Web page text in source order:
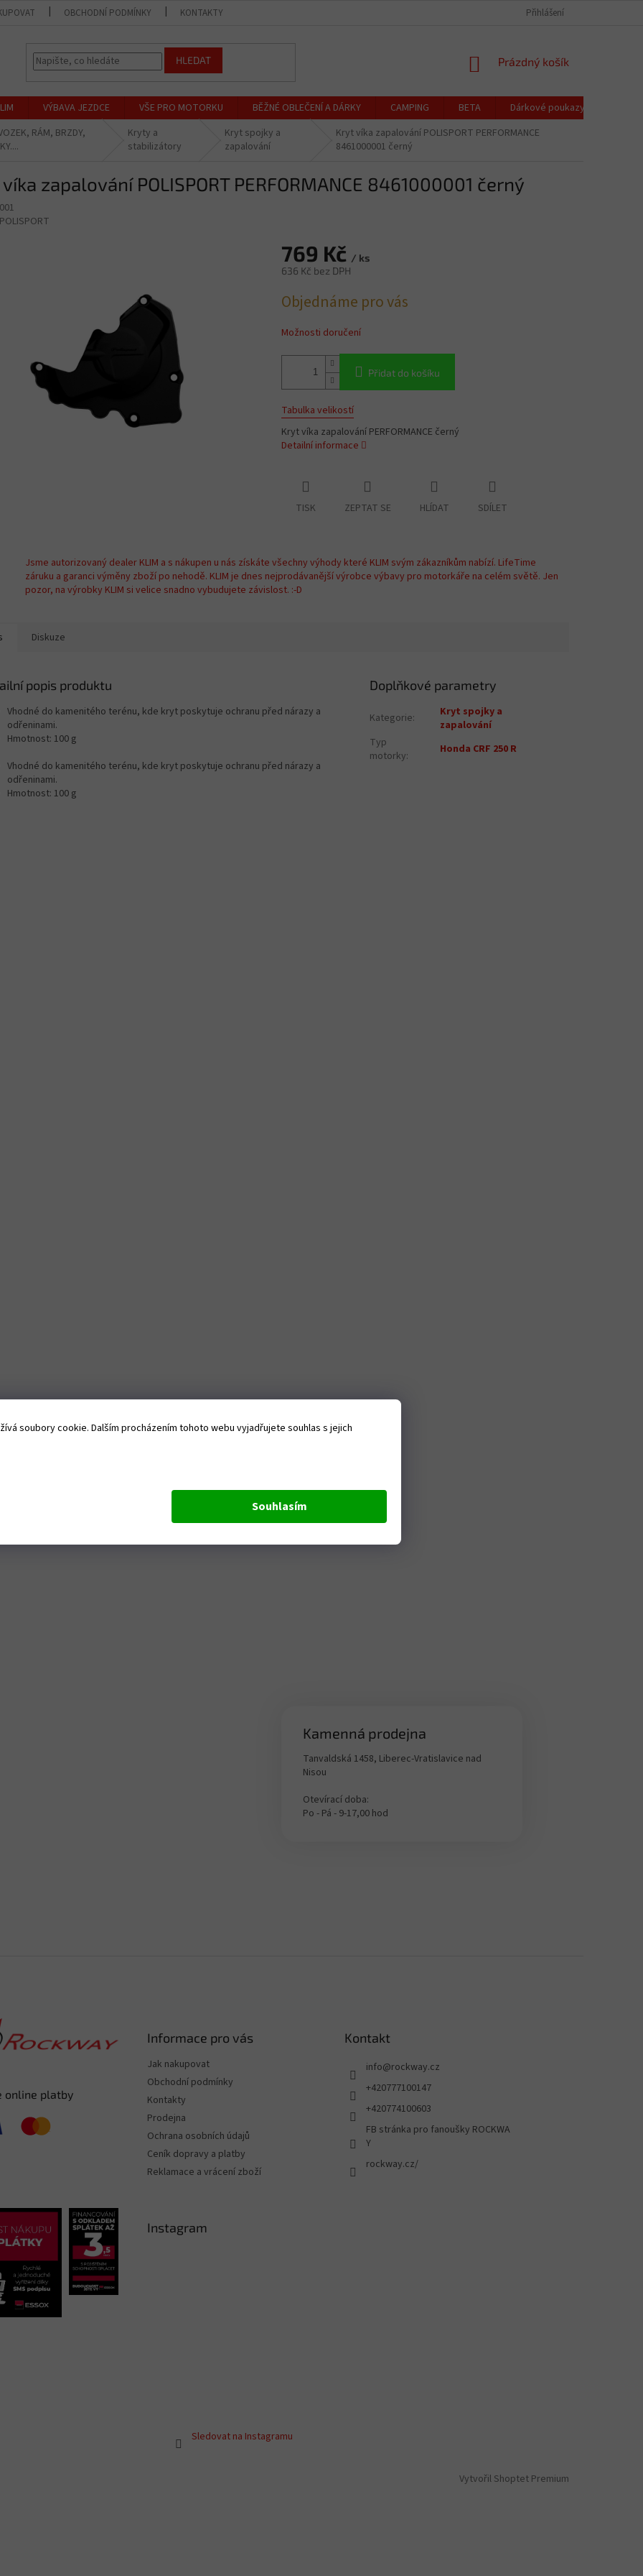
soubory cookie. Dalším procházením tohoto webu vyjadřujete souhlas s jejich
Souhlasím
OBCHODNÍ PODMÍNKY KONTAKTY CENÍK DOPRAVY A PLATBY
Přihlášení
HLEDAT
NÁKUPNÍ
Prázdný košík
VÝBAVA JEZDCE VŠE PRO MOTORKU BĚŽNÉ OBLEČENÍ A DÁRKY CAMPING BETA Dárkové poukazy
RÁM, BRZDY,
Kryty a
stabilizátory
Kryt spojky a
zapalování
Kryt víka zapalování POLISPORT PERFORMANCE
8461000001 černý
zapalování POLISPORT PERFORMANCE 8461000001 černý
POLISPORT
769 Kč / ks
636 Kč bez DPH
cena:
Objednáme pro vás
Možnosti doručení
Přidat do košíku
Tabulka velikostí
Kryt víka zapalování PERFORMANCE černý
Detailní informace
TISK ZEPTAT SE HLÍDAT SDÍLET
Jsme autorizovaný dealer KLIM a s nákupen u nás získáte všechny výhody které KLIM svým zákazníkům nabízí. LifeTime
záruku a garanci výměny zboží po nehodě. KLIM je dnes nejprodávanější výrobce výbavy pro motorkáře na celém světě. Jen
pozor, na výrobky KLIM si velice snadno vybudujete závislost. :-D
Diskuze
popis produktu
Vhodné do kamenitého terénu, kde kryt poskytuje ochranu před nárazy a
odřeninami.
Hmotnost: 100 g
Vhodné do kamenitého terénu, kde kryt poskytuje ochranu před nárazy a
odřeninami.
Hmotnost: 100 g
Doplňkové parametry
Kategorie:
Kryt spojky a
zapalování
Typ
motorky: Honda CRF 250 R
Kamenná prodejna
Tanvaldská 1458, Liberec-Vratislavice nad
Nisou
Otevírací doba:
Po - Pá - 9-17,00 hod
online platby
Informace pro vás
Jak nakupovat
Obchodní podmínky
Kontakty
Prodejna
Ochrana osobních údajů
Ceník dopravy a platby
Reklamace a vrácení zboží
Kontakt
info@rockway.cz
+420777100147
+420774100603
FB stránka pro fanoušky ROCKWA
Y
rockway.cz/
Instagram
Sledovat na Instagramu
Vytvořil Shoptet Premium